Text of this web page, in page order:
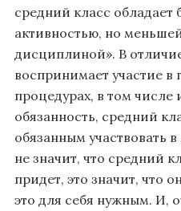
средний класс
активностью, но
дисциплиной». В
воспринимает участие в
процедурах, в том числе
обязанность, средний
обязанным участвовать
не значит, что средний
придет, это значит, что
это для себя нужным. И,